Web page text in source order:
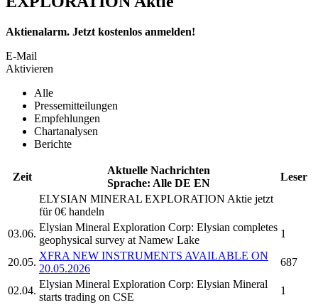
Aktienalarm. Jetzt kostenlos anmelden!
E-Mail
Aktivieren
Alle
Pressemitteilungen
Empfehlungen
Chartanalysen
Berichte
Zeit
Aktuelle Nachrichten
Sprache: Alle DE EN
Leser
ELYSIAN MINERAL EXPLORATION Aktie jetzt
für 0€ handeln
03.06.
Elysian Mineral Exploration Corp: Elysian completes
geophysical survey at Namew Lake
1
20.05.
XFRA NEW INSTRUMENTS AVAILABLE ON
20.05.2026
687
02.04.
Elysian Mineral Exploration Corp: Elysian Mineral
starts trading on CSE
1